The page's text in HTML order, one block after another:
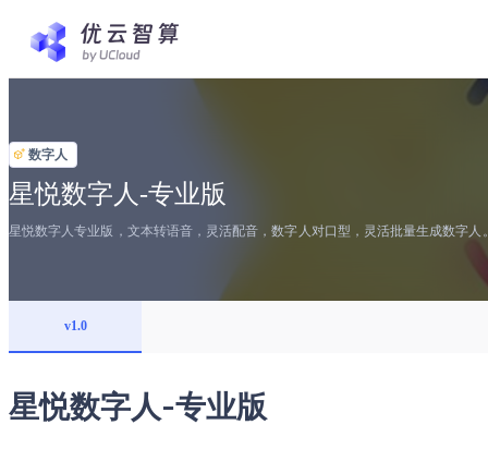
数字人
星悦数字人-专业版
星悦数字人专业版，文本转语音，灵活配音，数字人对口型，灵活批量生成数字人
v1.0
星悦数字人-专业版